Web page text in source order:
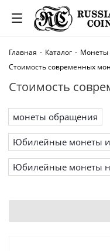
Главная - Каталог - Монеты
Стоимость современных
Стоимость
монеты обращения
Юбилейные монеты
Юбилейные монеты